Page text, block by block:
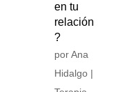
en tu
relación
?
porAna
Hidalgo|